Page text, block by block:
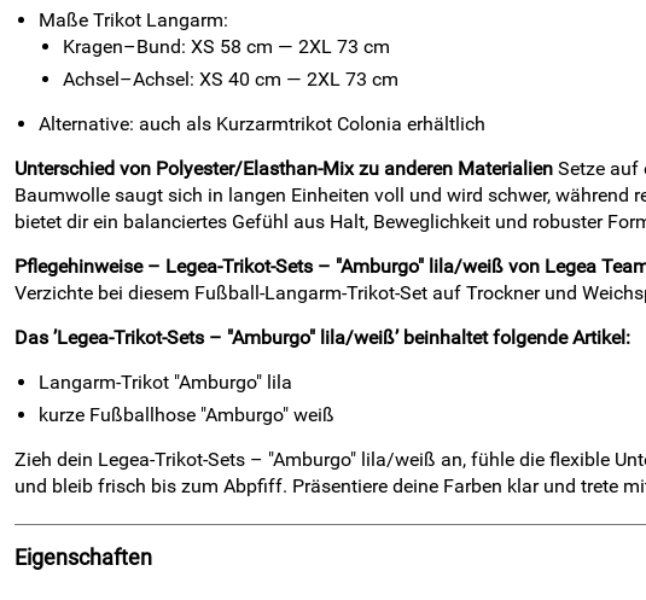
Maße Trikot Langarm:
Kragen–Bund: XS 58 cm — 2XL 73 cm
Achsel–Achsel: XS 40 cm — 2XL 73 cm
Alternative: auch als Kurzarmtrikot Colonia erhältlich
Unterschied von Polyester/Elasthan-Mix zu anderen Materialien Setze auf
Baumwolle saugt sich in langen Einheiten voll und wird schwer,
bietet dir ein balanciertes Gefühl aus Halt, Beweglichkeit und robuster
Pflegehinweise – Legea-Trikot-Sets – "Amburgo" lila/weiß von Legea
Verzichte bei diesem Fußball-Langarm-Trikot-Set auf Trockner und
Das ’Legea-Trikot-Sets – "Amburgo" lila/weiß’ beinhaltet folgende Artikel:
Langarm-Trikot "Amburgo" lila
kurze Fußballhose "Amburgo" weiß
Zieh dein Legea-Trikot-Sets – "Amburgo" lila/weiß an, fühle die flexible
und bleib frisch bis zum Abpfiff. Präsentiere deine Farben klar und trete
Eigenschaften